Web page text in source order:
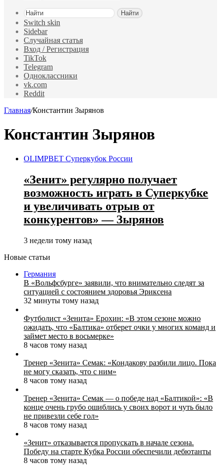
Найти
Switch skin
Sidebar
Случайная статья
Вход / Регистрация
TikTok
Telegram
Одноклассники
vk.com
Reddit
Главная/Константин Зырянов
Константин Зырянов
OLIMPBET Суперкубок России
«Зенит» регулярно получает
возможность играть в Суперкубке
и увеличивать отрыв от
конкурентов» — Зырянов
3 недели тому назад
Новые статьи
Германия
В «Вольфсбурге» заявили, что внимательно следят за
ситуацией с состоянием здоровья Эриксена
32 минуты тому назад
Футболист «Зенита» Ерохин: «В этом сезоне можно
ожидать, что «Балтика» отберет очки у многих команд и
займет место в восьмерке»
8 часов тому назад
Тренер «Зенита» Семак: «Кондакову разбили лицо. Пока
не могу сказать, что с ним»
8 часов тому назад
Тренер «Зенита» Семак — о победе над «Балтикой»: «В
конце очень грубо ошиблись у своих ворот и чуть было
не привезли себе гол»
8 часов тому назад
«Зенит» отказывается пропускать в начале сезона.
Победу на старте Кубка России обеспечили дебютанты
8 часов тому назад